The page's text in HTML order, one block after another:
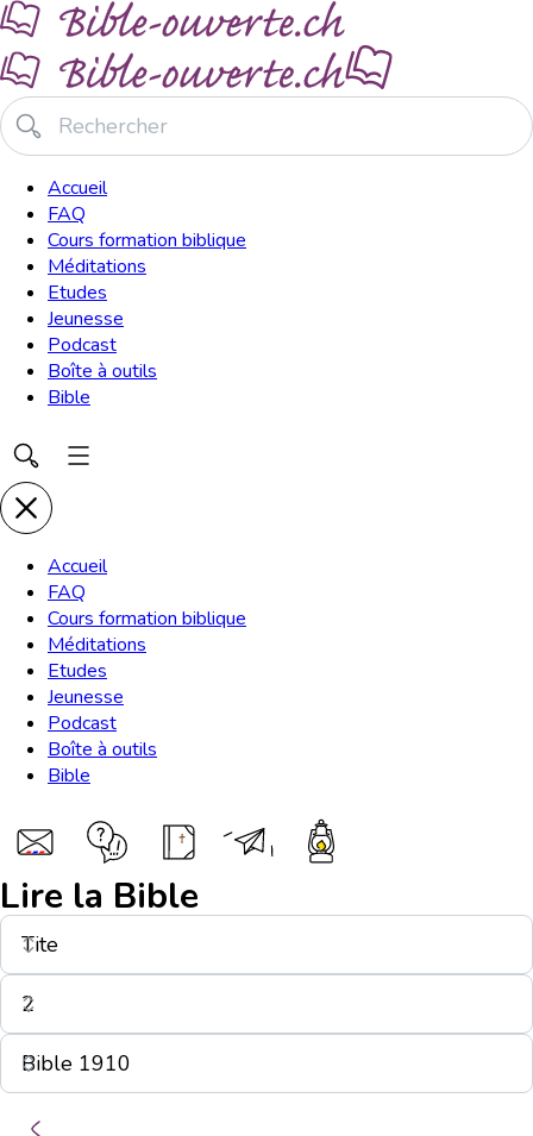
Accueil
FAQ
Cours formation biblique
Méditations
Etudes
Jeunesse
Podcast
Boîte à outils
Bible
Accueil
FAQ
Cours formation biblique
Méditations
Etudes
Jeunesse
Podcast
Boîte à outils
Bible
Lire la Bible